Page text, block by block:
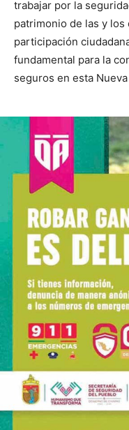
trabajar por la
patrimonio de las y
participación
fundamental para la
seguros en esta